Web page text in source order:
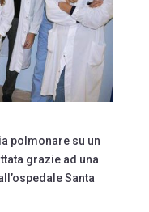
polmonare su un
grazie ad una
Santa